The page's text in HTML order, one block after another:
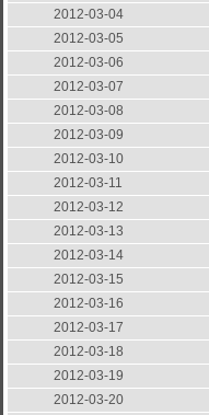
2012-03-04
2012-03-05
2012-03-06
2012-03-07
2012-03-08
2012-03-09
2012-03-10
2012-03-11
2012-03-12
2012-03-13
2012-03-14
2012-03-15
2012-03-16
2012-03-17
2012-03-18
2012-03-19
2012-03-20